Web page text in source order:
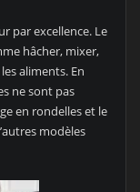
par excellence. Le
hâcher, mixer,
aliments. En
ne sont pas
en rondelles et le
modèles